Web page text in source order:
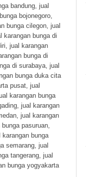
bandung, jual
bojonegoro,
bunga cilegon, jual
karangan bunga di
, jual karangan
bunga di
di surabaya, jual
bunga duka cita
pusat, jual
karangan bunga
, jual karangan
, jual karangan
pasuruan,
karangan bunga
semarang, jual
tangerang, jual
bunga yogyakarta